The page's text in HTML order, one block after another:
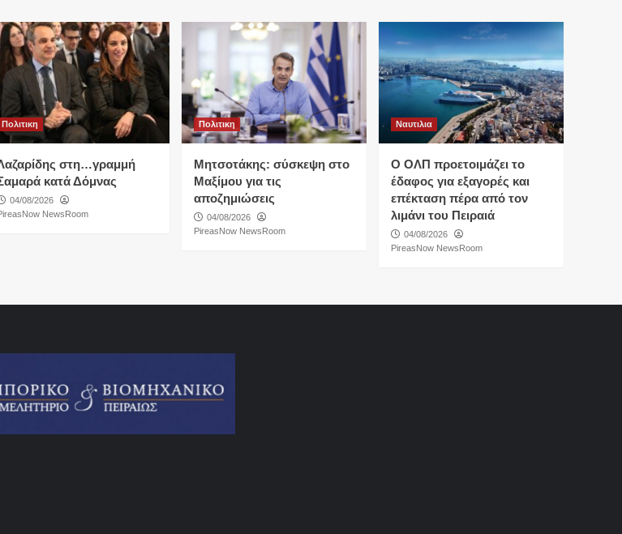
Πολιτικη
στη…γραμμή
κατά Δόμνας
04/08/2026
NewsRoom
Πολιτικη
Μητσοτάκης: σύσκεψη στο
Μαξίμου για τις
αποζημιώσεις
04/08/2026
PireasNow NewsRoom
Ναυτιλια
O ΟΛΠ προετοιμάζει το
έδαφος για εξαγορές και
επέκταση πέρα από τον
λιμάνι του Πειραιά
04/08/2026
PireasNow NewsRoom